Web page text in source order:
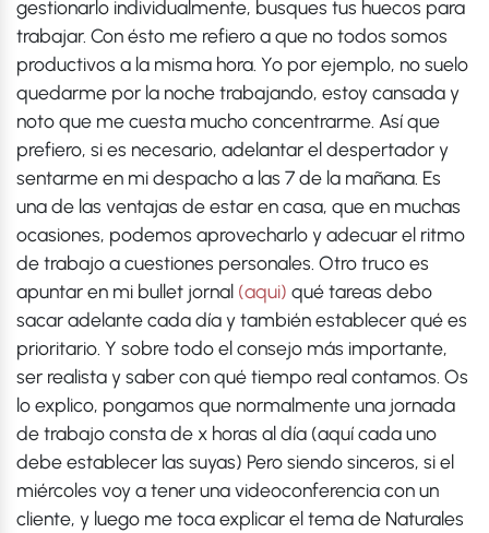
gestionarlo individualmente, busques tus huecos para
trabajar. Con ésto me refiero a que no todos somos
productivos a la misma hora. Yo por ejemplo, no suelo
quedarme por la noche trabajando, estoy cansada y
noto que me cuesta mucho concentrarme. Así que
prefiero, si es necesario, adelantar el despertador y
sentarme en mi despacho a las 7 de la mañana. Es
una de las ventajas de estar en casa, que en muchas
ocasiones, podemos aprovecharlo y adecuar el ritmo
de trabajo a cuestiones personales. Otro truco es
apuntar en mi bullet jornal (aqui) qué tareas debo
sacar adelante cada día y también establecer qué es
prioritario. Y sobre todo el consejo más importante,
ser realista y saber con qué tiempo real contamos. Os
lo explico, pongamos que normalmente una jornada
de trabajo consta de x horas al día (aquí cada uno
debe establecer las suyas) Pero siendo sinceros, si el
miércoles voy a tener una videoconferencia con un
cliente, y luego me toca explicar el tema de Naturales